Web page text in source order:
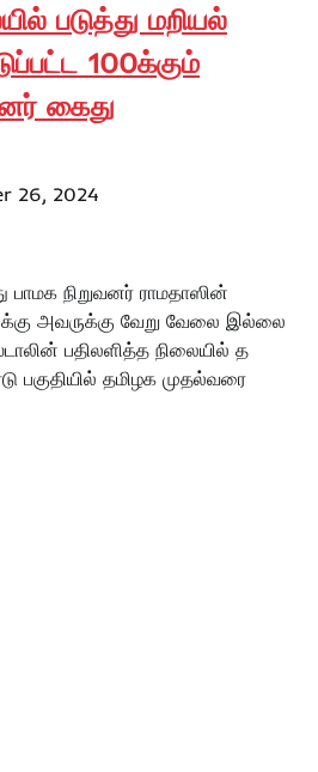
படுத்து மறியல்
100க்கும்
கைது
26, 2024
பாமக நிறுவனர் ராமதாஸின்
அவருக்கு வேறு வேலை இல்லை
பதிலளித்த நிலையில் த
பகுதியில் தமிழக முதல்வரை